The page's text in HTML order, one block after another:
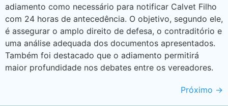
adiamento como necessário para notificar Calvet Filho
com 24 horas de antecedência. O objetivo, segundo ele,
é assegurar o amplo direito de defesa, o contraditório e
uma análise adequada dos documentos apresentados.
Também foi destacado que o adiamento permitirá
maior profundidade nos debates entre os vereadores.
Próximo →